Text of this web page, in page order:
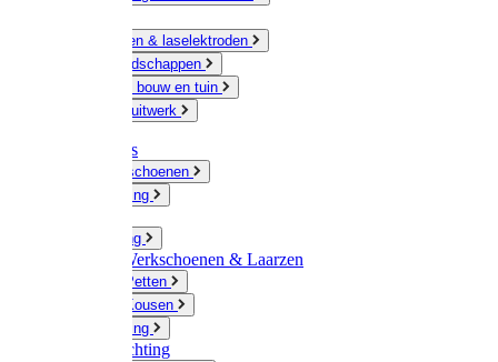
Slijpschijven & laselektroden
Handgereedschappen
IJzerwaren bouw en tuin
Hang en sluitwerk
Disposables
Werkhandschoenen
Regenkleding
Werkkleding
Wandel-/ Werkschoenen & Laarzen
Hoeden / Petten
Sokken / Kousen
Winterkleding
Winkelinrichting